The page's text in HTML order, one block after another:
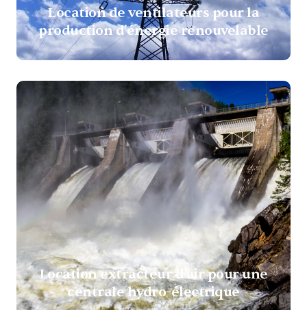
Location de ventilateurs pour la
production d’énergie renouvelable
Location extracteur d’air pour une
centrale hydro-électrique